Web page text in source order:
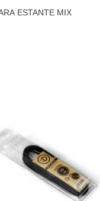
ESTANTE MIX